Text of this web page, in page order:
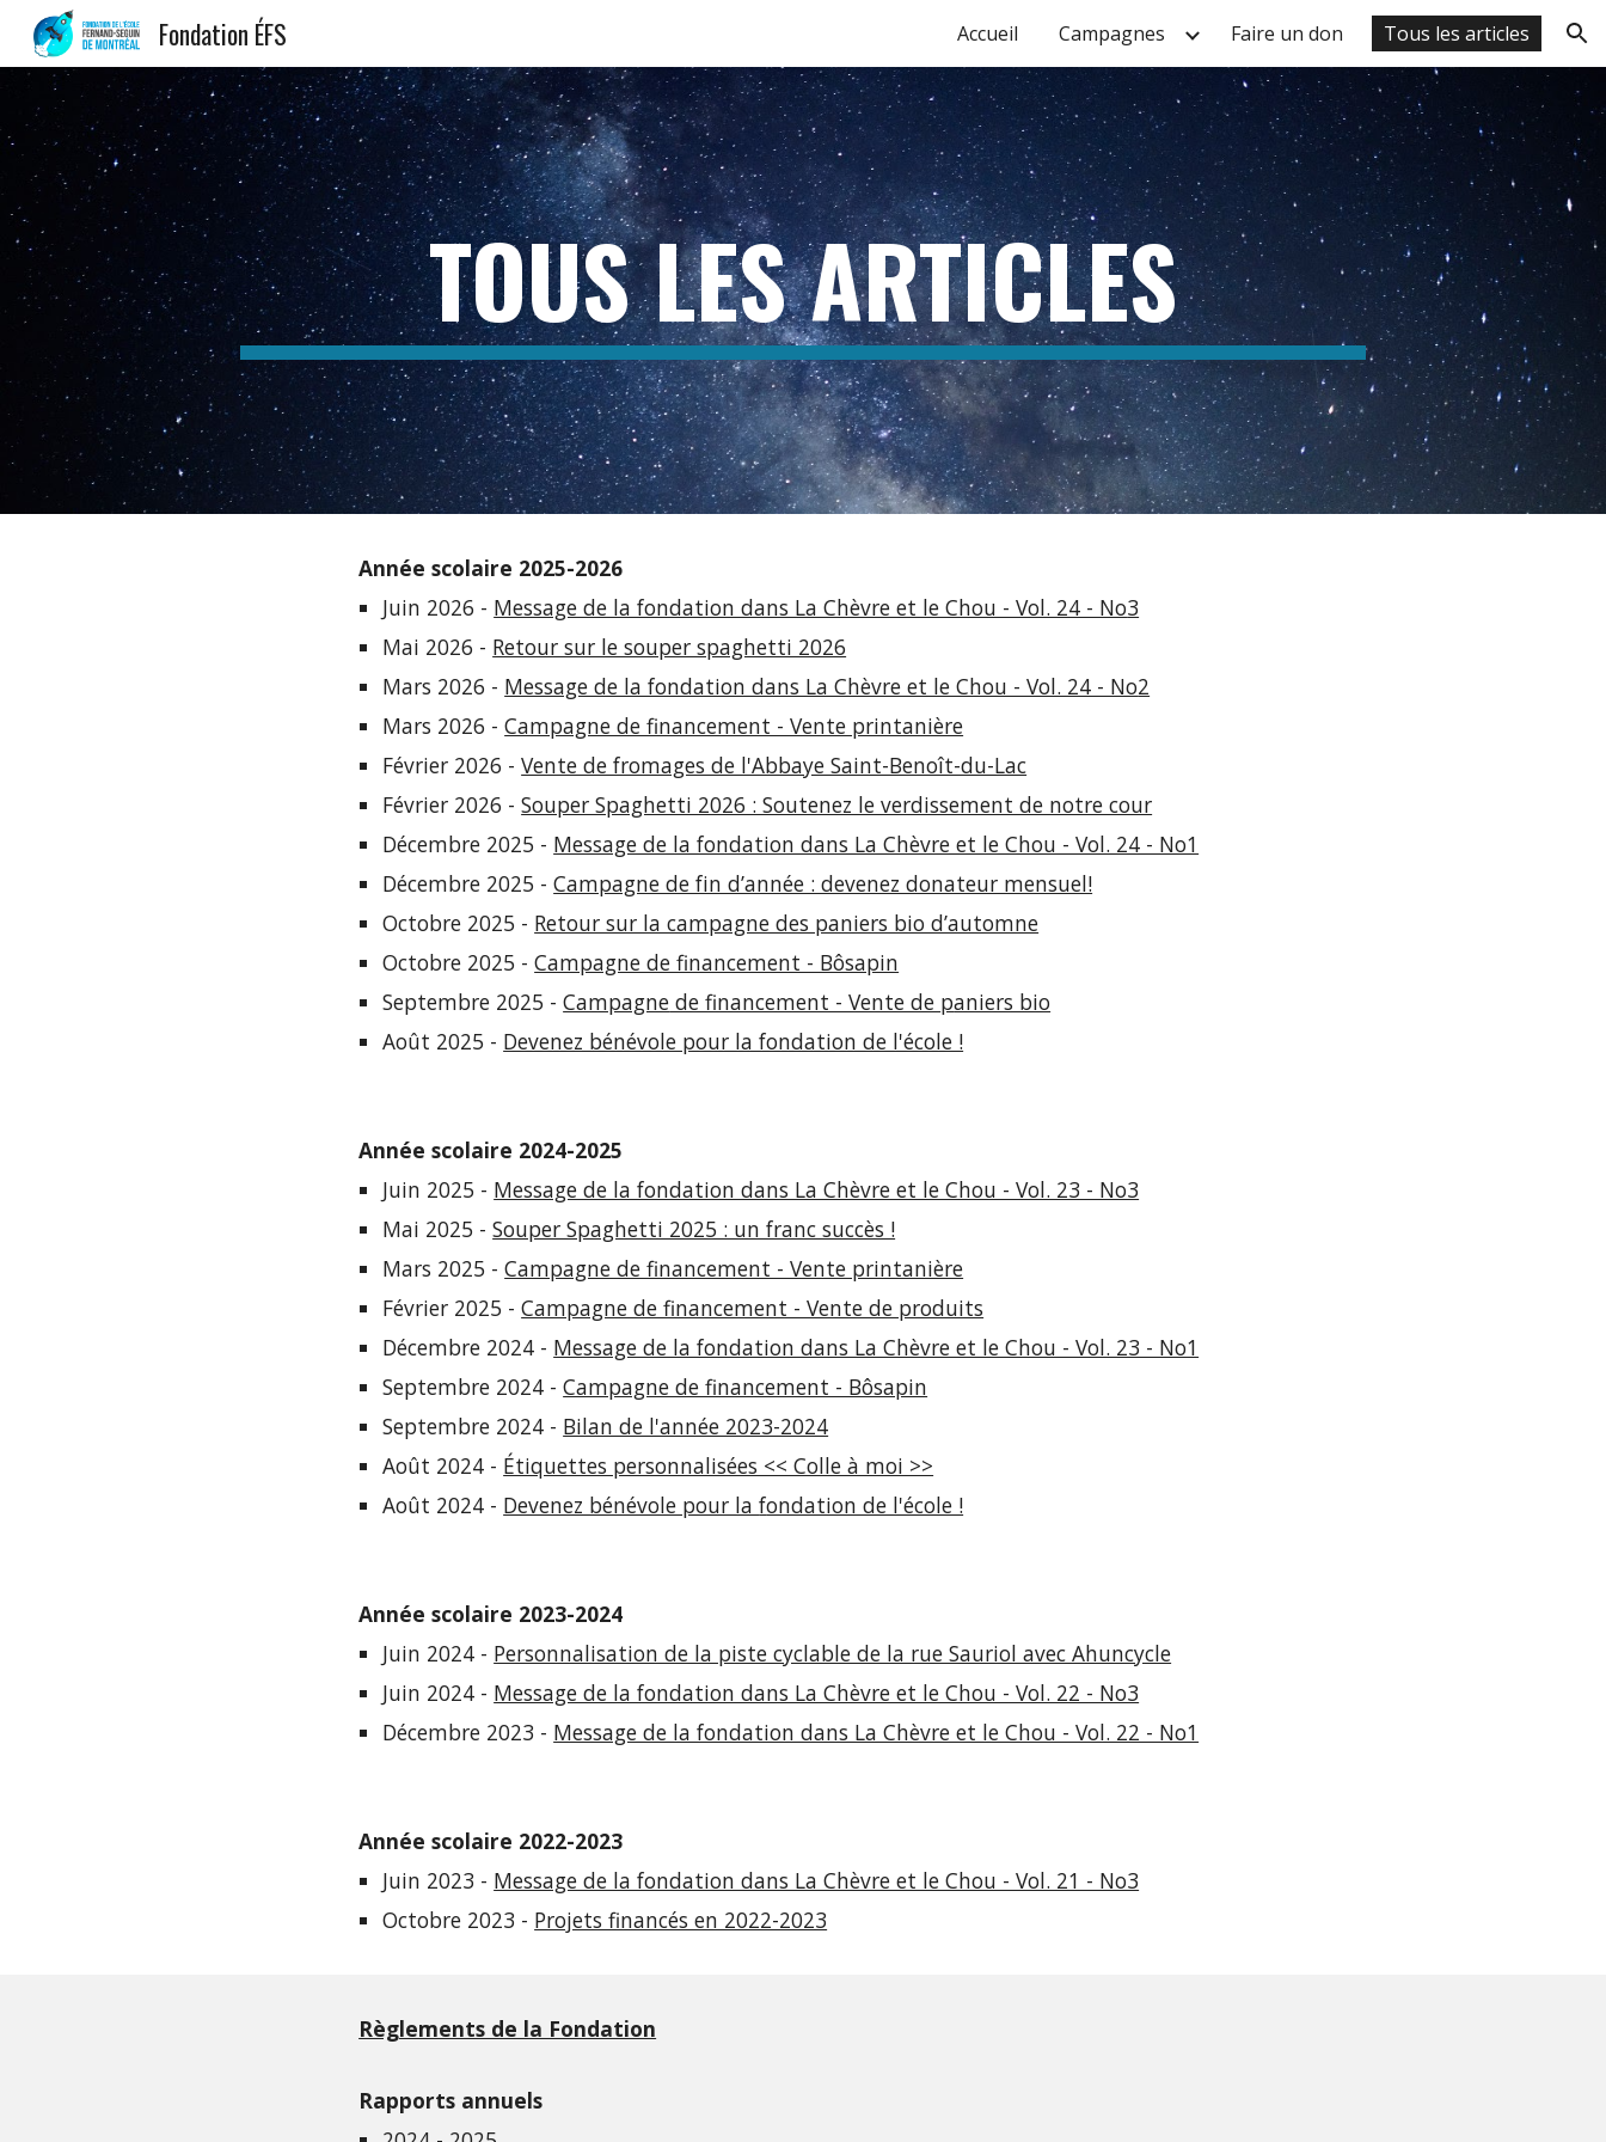
Skip to navigation
Fondation ÉFS Accueil Campagnes Faire un don Tous les articles
TOUS LES ARTICLES
Année scolaire 2025-2026
Juin 2026 - Message de la fondation dans La Chèvre et le Chou - Vol. 24 - No3
Mai 2026 - Retour sur le souper spaghetti 2026
Mars 2026 - Message de la fondation dans La Chèvre et le Chou - Vol. 24 - No2
Mars 2026 -Campagne de financement - Vente printanière
Février 2026 -Vente de fromages de l'Abbaye Saint-Benoît-du-Lac
Février 2026 -Souper Spaghetti 2026 : Soutenez le verdissement de notre cour
Décembre 2025 - Message de la fondation dans La Chèvre et le Chou - Vol. 24 - No1
Décembre 2025 -Campagne de fin d’année : devenez donateur mensuel!
Octobre 2025 - Retour sur la campagne des paniers bio d’automne
Octobre 2025 -Campagne de financement - Bôsapin
Septembre 2025 -Campagne de financement - Vente de paniers bio
Août 2025 - Devenez bénévole pour la fondation de l'école !
Année scolaire 2024-2025
Juin 2025 - Message de la fondation dans La Chèvre et le Chou - Vol. 23 - No3
Mai 2025 -Souper Spaghetti 2025 : un franc succès !
Mars 2025 -Campagne de financement - Vente printanière
Février 2025 -Campagne de financement - Vente de produits
Décembre 2024 - Message de la fondation dans La Chèvre et le Chou - Vol. 23 - No1
Septembre 2024 -Campagne de financement - Bôsapin
Septembre 2024 - Bilan de l'année 2023-2024
Août 2024 - Étiquettes personnalisées << Colle à moi >>
Août 2024 - Devenez bénévole pour lafondation de l'école !
Année scolaire 2023-2024
Juin 2024 - Personnalisation de la piste cyclable de la rue Sauriol avec Ahuncycle
Juin 2024 - Message de la fondation dans La Chèvre et le Chou - Vol. 22 - No3
Décembre 2023 - Message de la fondation dans La Chèvre et le Chou - Vol. 22 - No1
Année scolaire 2022-2023
Juin 2023 - Message de la fondation dans La Chèvre et le Chou - Vol. 21 - No3
Octobre 2023 - Projets financés en 2022-2023
Règlements de la Fondation
Rapports annuels